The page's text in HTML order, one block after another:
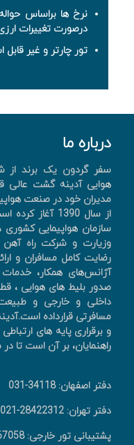
نرخ ها براساس
درصورت تغییرات
تور چارتر و غیر قابل
درباره ما
سفر گردون یک برند از
هوایی آدینه گشت عالی
مدیران خود در صنعت
از سال 1390
سازمان هواپیمایی
وزیارت و شرکت راه
رضایت کامل مسافران و
آژانس‌های همکار، خدمات
صدور بليط های هوايی ،
داخلی و خارجی و
مسافرتی قرارداده
و برقراری پایه های
راهنمایان، بر آن است تا
دفتر اصفهان: 34118-031
دفتر تهران: 28422312-021
پشتیبانی تور خارجی: 09137267058